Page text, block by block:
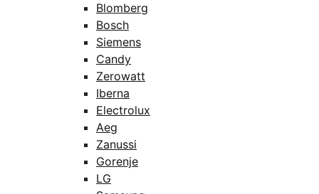
Blomberg
Bosch
Siemens
Candy
Zerowatt
Iberna
Electrolux
Aeg
Zanussi
Gorenje
LG